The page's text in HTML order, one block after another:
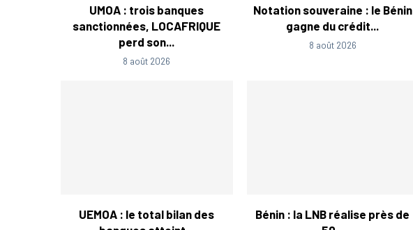
UMOA : trois banques
sanctionnées, LOCAFRIQUE
perd son...
8 août 2026
Notation souveraine : le Bénin
gagne du crédit...
8 août 2026
UEMOA : le total bilan des
Bénin : la LNB réalise près de